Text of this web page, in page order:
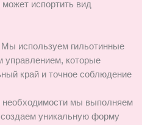
испортить вид
Мы используем гильотинные
управлением, которые
край и точное соблюдение
необходимости мы выполняем
создаем уникальную форму